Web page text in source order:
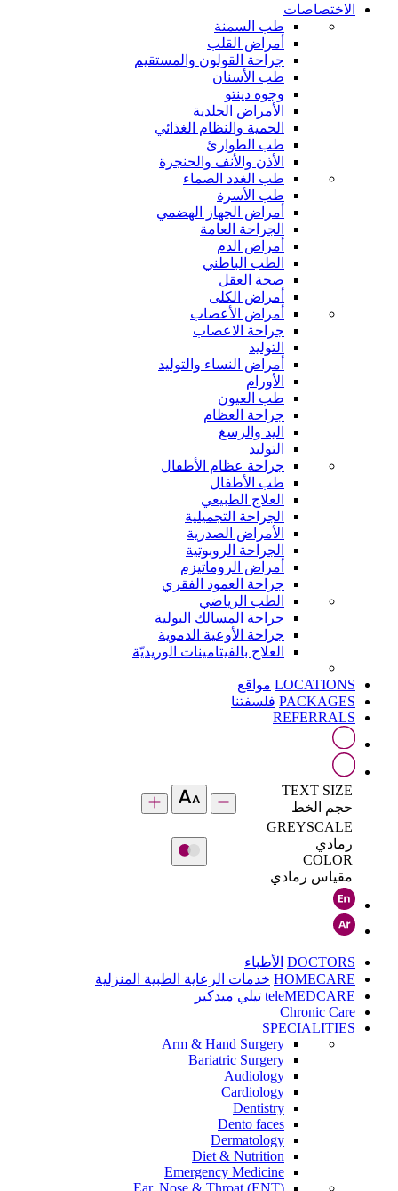
الاختصاصات
طب السمنة
أمراض القلب
جراحة القولون والمستقيم
طب الأسنان
وجوه دينتو
الأمراض الجلدية
الحمية والنظام الغذائي
طب الطوارئ
الأذن والأنف والحنجرة
طب الغدد الصماء
طب الأسرة
أمراض الجهاز الهضمي
الجراحة العامة
أمراض الدم
الطب الباطني
صحة العقل
أمراض الكلى
أمراض الأعصاب
جراحة الاعصاب
التوليد
أمراض النساء والتوليد
الأورام
طب العيون
جراحة العظام
اليد والرسغ
التوليد
جراحة عظام الأطفال
طب الأطفال
العلاج الطبيعي
الجراحة التجميلية
الأمراض الصدرية
الجراحة الروبوتية
أمراض الروماتيزم
جراحة العمود الفقري
الطب الرياضي
جراحة المسالك البولية
جراحة الأوعية الدموية
العلاج بالفيتامينات الوريديّة
LOCATIONS مواقع
PACKAGES فلسفتنا
REFERRALS
TEXT SIZE
حجم الخط
GREYSCALE
رمادي
COLOR
مقياس رمادي
DOCTORS الأطباء
HOMECARE خدمات الرعاية الطبية المنزلية
teleMEDCARE تيلي ميدكير
Chronic Care
SPECIALITIES
Arm & Hand Surgery
Bariatric Surgery
Audiology
Cardiology
Dentistry
Dento faces
Dermatology
Diet & Nutrition
Emergency Medicine
Ear, Nose & Throat (ENT)